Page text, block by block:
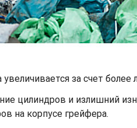
за счет
цилиндров и излишний
на корпусе грейфера.